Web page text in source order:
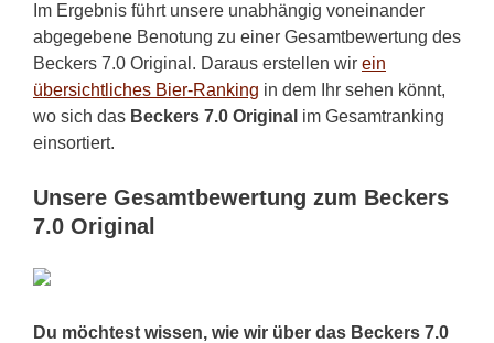
Im Ergebnis führt unsere unabhängig voneinander
abgegebene Benotung zu einer Gesamtbewertung des
Beckers 7.0 Original. Daraus erstellen wir ein
übersichtliches Bier-Ranking in dem Ihr sehen könnt,
wo sich das Beckers 7.0 Original im Gesamtranking
einsortiert.
Unsere Gesamtbewertung zum Beckers
7.0 Original
Du möchtest wissen, wie wir über das Beckers 7.0